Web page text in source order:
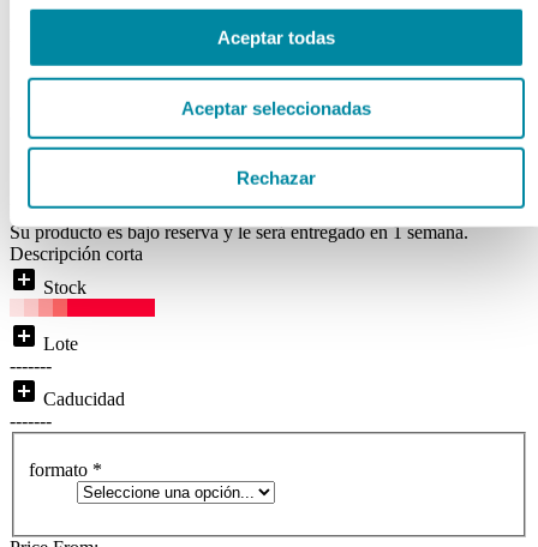
Aceptar todas
Aceptar seleccionadas
Rechazar
Disponibilidad:BAJO RESERVA
Entrega inmediata
Price From:
Su producto es bajo reserva y le será entregado en 1 semana.
Descripción corta
add_box Stock
add_box Lote
-------
add_box Caducidad
-------
formato *